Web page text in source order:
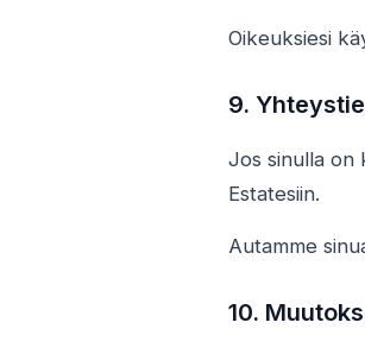
Oikeuksiesi
9.
Jos sinulla on
Estatesiin.
Autamme
10.